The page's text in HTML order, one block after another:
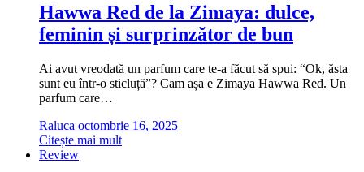
Hawwa Red de la Zimaya: dulce,
feminin și surprinzător de bun
Ai avut vreodată un parfum care te-a făcut să spui: “Ok, ăsta
sunt eu într-o sticluță”? Cam așa e Zimaya Hawwa Red. Un
parfum care…
Raluca octombrie 16, 2025
Citește mai mult
Review